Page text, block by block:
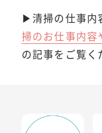
▶清掃の仕事内
掃のお仕事内容
の記事をご覧く